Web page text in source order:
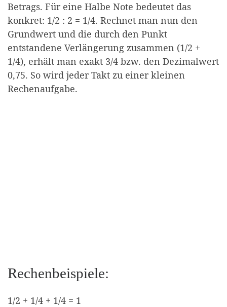
Betrags. Für eine Halbe Note bedeutet das
konkret: 1/2 : 2 = 1/4. Rechnet man nun den
Grundwert und die durch den Punkt
entstandene Verlängerung zusammen (1/2 +
1/4), erhält man exakt 3/4 bzw. den Dezimalwert
0,75. So wird jeder Takt zu einer kleinen
Rechenaufgabe.
Rechenbeispiele:
1/2 + 1/4 + 1/4 = 1